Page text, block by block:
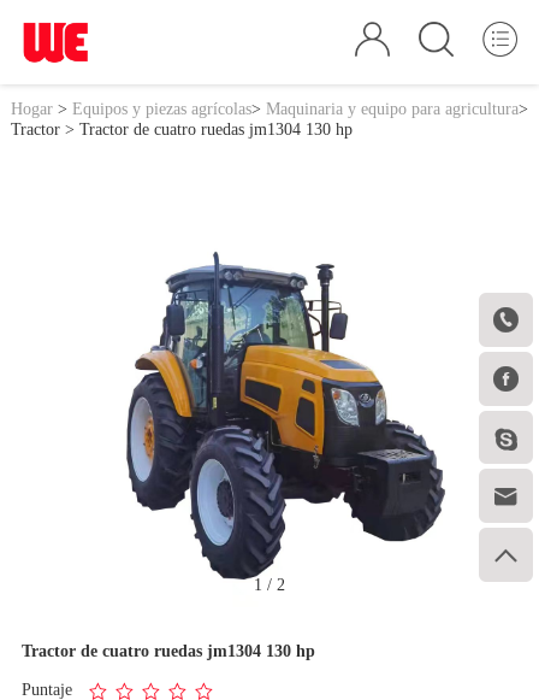





Hogar> Equipos y piezas agrícolas> Maquinaria y equipo para agricultura>
Tractor> Tractor de cuatro ruedas jm1304 130 hp
1 / 2
Tractor de cuatro ruedas jm1304 130 hp
Puntaje